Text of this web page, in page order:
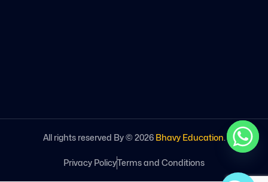
All rights reserved By © 2026 Bhavy Education.
Privacy PolicyTerms and Conditions